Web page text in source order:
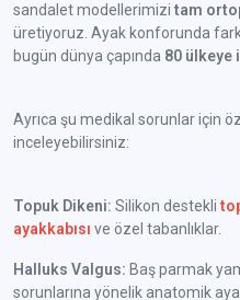
sandalet modellerimizi tam
üretiyoruz. Ayak konforunda
bugün dünya çapında 80
Ayrıca şu medikal sorunlar için
inceleyebilirsiniz:
Topuk Dikeni: Silikon destekli
ayakkabısı ve özel tabanlıklar.
Halluks Valgus: Baş parmak
sorunlarına yönelik anatomik